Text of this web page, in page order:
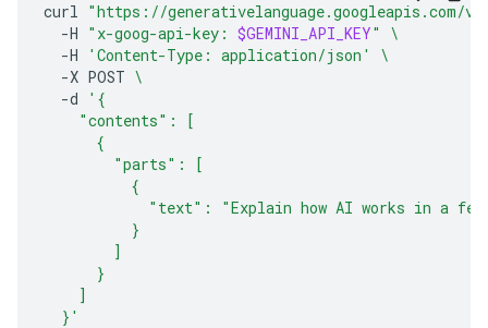
curl "https://generativelanguage.googleapis.com/
-H "x-goog-api-key: $GEMINI_API_KEY"
\
-H
'Content-Type: application/json'
\
-X POST \
-d
'{
    "contents": [
      {
        "parts": [
          {
"text": "Explain how AI works in a
          }
        ]
      }
    ]
  }'